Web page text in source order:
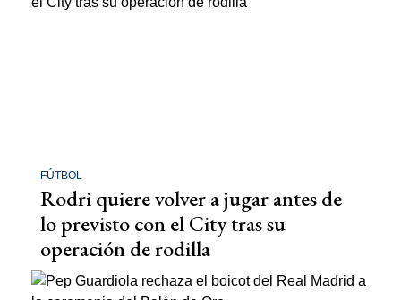
FÚTBOL
Rodri quiere volver a jugar antes de
lo previsto con el City tras su
operación de rodilla